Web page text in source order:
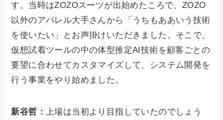
す。当時はZOZOスーツが出始めたころで、ZOZO
以外のアパレル大手さんから「うちもああいう技術
を使いたい」とお声掛けいただきました。そこで、
仮想試着ツールの中の体型推定AI技術を顧客ごとの
要望に合わせてカスタマイズして、システム開発を
行う事業をやり始めました。
新谷哲：上場は当初より目指していたのでしょう